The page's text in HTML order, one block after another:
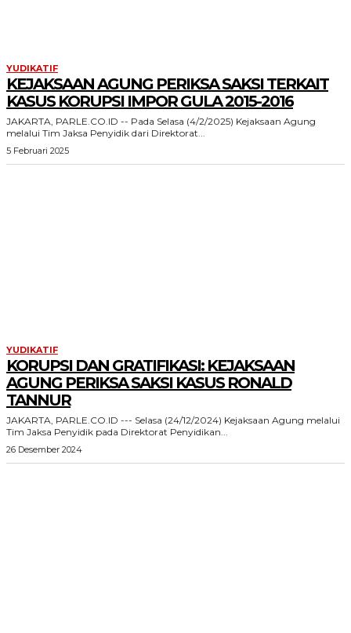
YUDIKATIF
KEJAKSAAN AGUNG PERIKSA SAKSI TERKAIT
KASUS KORUPSI IMPOR GULA 2015-2016
JAKARTA, PARLE.CO.ID -- Pada Selasa (4/2/2025) Kejaksaan Agung
melalui Tim Jaksa Penyidik dari Direktorat...
5 Februari 2025
YUDIKATIF
KORUPSI DAN GRATIFIKASI: KEJAKSAAN
AGUNG PERIKSA SAKSI KASUS RONALD
TANNUR
JAKARTA, PARLE.CO.ID --- Selasa (24/12/2024) Kejaksaan Agung melalui
Tim Jaksa Penyidik pada Direktorat Penyidikan...
26 Desember 2024